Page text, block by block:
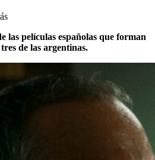
las películas españolas que forman
de las argentinas.